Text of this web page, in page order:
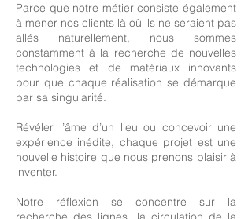
Parce que notre métier consiste également
à mener nos clients là où ils ne seraient pas
allés naturellement, nous sommes
constamment à la recherche de nouvelles
technologies et de matériaux innovants
pour que chaque réalisation se démarque
par sa singularité.
Révéler l’âme d’un lieu ou concevoir une
expérience inédite, chaque projet est une
nouvelle histoire que nous prenons plaisir à
inventer.
Notre réflexion se concentre sur la